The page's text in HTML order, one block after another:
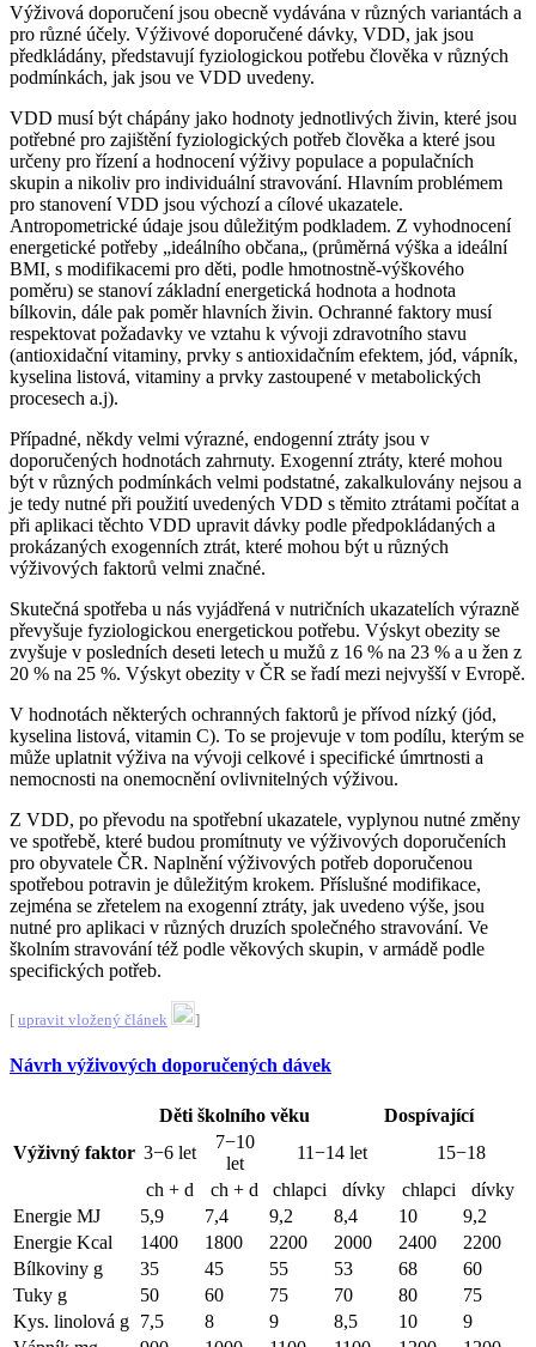
Výživová doporučení jsou obecně vydávána v různých variantách a
pro různé účely. Výživové doporučené dávky, VDD, jak jsou
předkládány, představují fyziologickou potřebu člověka v různých
podmínkách, jak jsou ve VDD uvedeny.
VDD musí být chápány jako hodnoty jednotlivých živin, které jsou
potřebné pro zajištění fyziologických potřeb člověka a které jsou
určeny pro řízení a hodnocení výživy populace a populačních
skupin a nikoliv pro individuální stravování. Hlavním problémem
pro stanovení VDD jsou výchozí a cílové ukazatele.
Antropometrické údaje jsou důležitým podkladem. Z vyhodnocení
energetické potřeby „ideálního občana„ (průměrná výška a ideální
BMI, s modifikacemi pro děti, podle hmotnostně-výškového
poměru) se stanoví základní energetická hodnota a hodnota
bílkovin, dále pak poměr hlavních živin. Ochranné faktory musí
respektovat požadavky ve vztahu k vývoji zdravotního stavu
(antioxidační vitaminy, prvky s antioxidačním efektem, jód, vápník,
kyselina listová, vitaminy a prvky zastoupené v metabolických
procesech a.j).
Případné, někdy velmi výrazné, endogenní ztráty jsou v
doporučených hodnotách zahrnuty. Exogenní ztráty, které mohou
být v různých podmínkách velmi podstatné, zakalkulovány nejsou a
je tedy nutné při použití uvedených VDD s těmito ztrátami počítat a
při aplikaci těchto VDD upravit dávky podle předpokládaných a
prokázaných exogenních ztrát, které mohou být u různých
výživových faktorů velmi značné.
Skutečná spotřeba u nás vyjádřená v nutričních ukazatelích výrazně
převyšuje fyziologickou energetickou potřebu. Výskyt obezity se
zvyšuje v posledních deseti letech u mužů z 16 % na 23 % a u žen z
20 % na 25 %. Výskyt obezity v ČR se řadí mezi nejvyšší v Evropě.
V hodnotách některých ochranných faktorů je přívod nízký (jód,
kyselina listová, vitamin C). To se projevuje v tom podílu, kterým se
může uplatnit výživa na vývoji celkové i specifické úmrtnosti a
nemocnosti na onemocnění ovlivnitelných výživou.
Z VDD, po převodu na spotřební ukazatele, vyplynou nutné změny
ve spotřebě, které budou promítnuty ve výživových doporučeních
pro obyvatele ČR. Naplnění výživových potřeb doporučenou
spotřebou potravin je důležitým krokem. Příslušné modifikace,
zejména se zřetelem na exogenní ztráty, jak uvedeno výše, jsou
nutné pro aplikaci v různých druzích společného stravování. Ve
školním stravování též podle věkových skupin, v armádě podle
specifických potřeb.
[ upravit vložený článek ]
Návrh výživových doporučených dávek
Výživný faktor
Děti školního věku
Dospívající
3−6 let
7−10
let
11−14 let
15−18
ch + d
ch + d chlapci dívky chlapci
dívky
Energie MJ
5,9 7,4 9,2 8,4 10
9,2
Energie Kcal
1400 1800 2200 2000 2400
2200
Bílkoviny g
35 45 55 53 68
60
Tuky g
50 60 75 70 80
75
Kys. linolová g 7,5 8 9 8,5 10
9